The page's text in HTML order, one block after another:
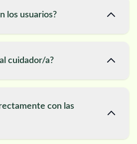
los usuarios?
cuidador/a?
con las